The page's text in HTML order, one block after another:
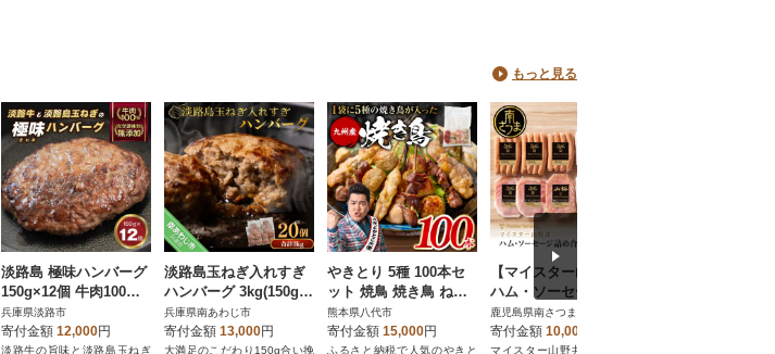
もっと見る
淡路島 極味ハンバーグ
150g×12個 牛肉100%
ao05756
兵庫県淡路市
寄付金額 12,000円
淡路牛の旨味と淡路島玉ねぎ
淡路島玉ねぎ入れすぎ
ハンバーグ 3kg(150g×
20個) 冷凍
兵庫県南あわじ市
寄付金額 13,000円
大満足のこだわり150g合い挽
やきとり 5種 100本セ
ット 焼鳥 焼き鳥 ねぎ
ま 鶏もも_259-6029
熊本県八代市
寄付金額 15,000円
ふるさと納税で人気のやきと
【マイスター山野井】
ハム・ソーセージ 5種
詰合せ 計10P ギフト
贈答 冷蔵
鹿児島県南さつま市
寄付金額 10,000
マイスター山野井のこだわり